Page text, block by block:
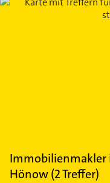
Immobilienmakler
Hönow(2Treffer)